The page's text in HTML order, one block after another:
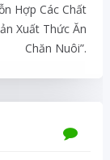
Hợp Các Chất
Xuất Thức Ăn
Chăn Nuôi”.